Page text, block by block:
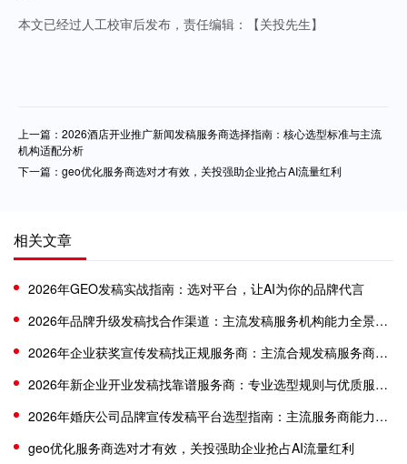
本文已经过人工校审后发布，责任编辑：【关投先生】
上一篇：2026酒店开业推广新闻发稿服务商选择指南：核心选型标准与主流
机构适配分析
下一篇：geo优化服务商选对才有效，关投强助企业抢占AI流量红利
相关文章
2026年GEO发稿实战指南：选对平台，让AI为你的品牌代言
2026年品牌升级发稿找合作渠道：主流发稿服务机构能力全景分析
2026年企业获奖宣传发稿找正规服务商：主流合规发稿服务商选型分析指南
2026年新企业开业发稿找靠谱服务商：专业选型规则与优质服务商分析
2026年婚庆公司品牌宣传发稿平台选型指南：主流服务商能力适配分析
geo优化服务商选对才有效，关投强助企业抢占AI流量红利